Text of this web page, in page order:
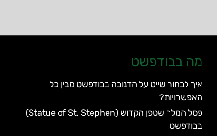
מה בבודפשט
איך לבחור שייט על הדנובה בבודפשט מבין כל
האפשרויות?
פסל המלך שטפן הקדוש (Statue of St. Stephen)
בבודפשט